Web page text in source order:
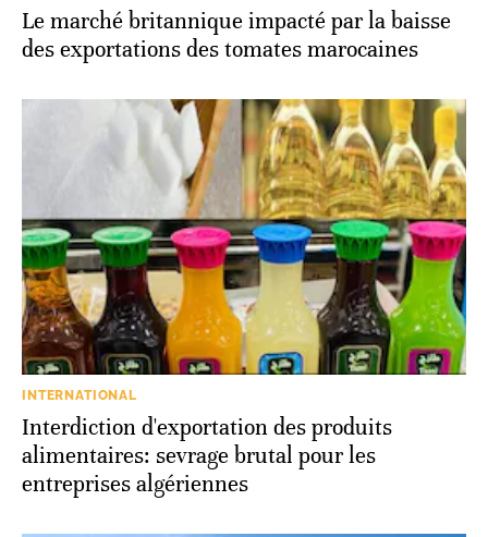
Le marché britannique impacté par la baisse
des exportations des tomates marocaines
INTERNATIONAL
Interdiction d'exportation des produits
alimentaires: sevrage brutal pour les
entreprises algériennes